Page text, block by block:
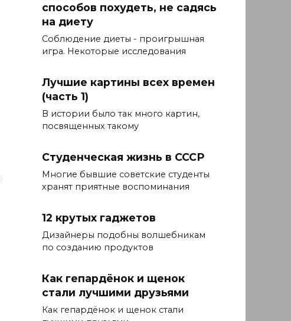
способов похудеть, не садясь
на диету
Соблюдение диеты - проигрышная
игра. Некоторые исследования
Лучшие картины всех времен
(часть 1)
В истории было так много картин,
посвященных такому
Студенческая жизнь в СССР
Многие бывшие советские студенты
хранят приятные воспоминания
12 крутых гаджетов
Дизайнеры подобны волшебникам
по созданию продуктов
Как гепардёнок и щенок
стали лучшими друзьями
Как гепардёнок и щенок стали